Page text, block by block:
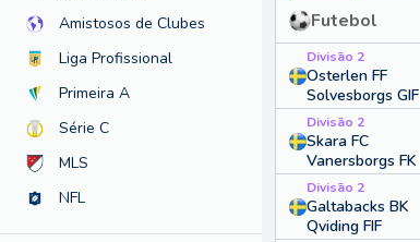
Futebol
Divisão 2
Osterlen FF
Solvesborgs GIF
Divisão 2
Skara FC
Vanersborgs FK
Divisão 2
Galtabacks BK
Qviding FIF
Amistosos de Clubes
Liga Profissional
Primeira A
Série C
MLS
NFL